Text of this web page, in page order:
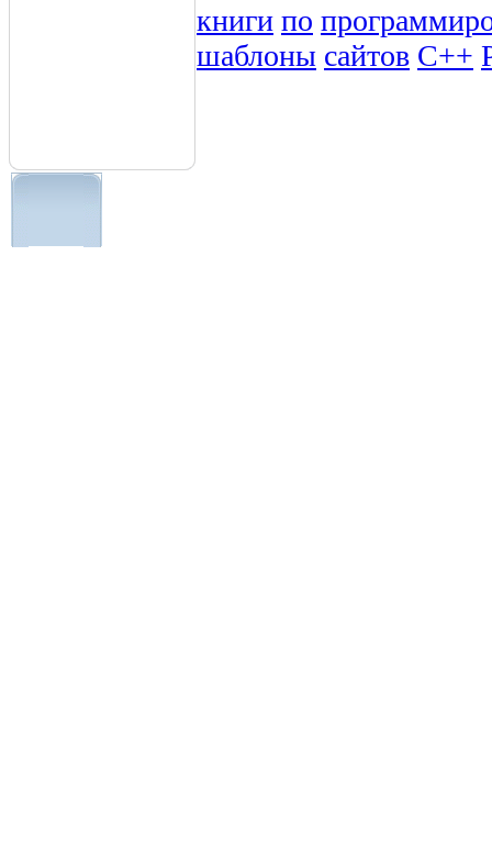
книги по
шаблоны сайтов C++